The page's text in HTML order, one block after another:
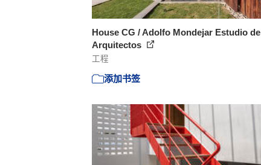
House CG / Adolfo Mondejar Estudio de
Arquitectos
工程
添加书签